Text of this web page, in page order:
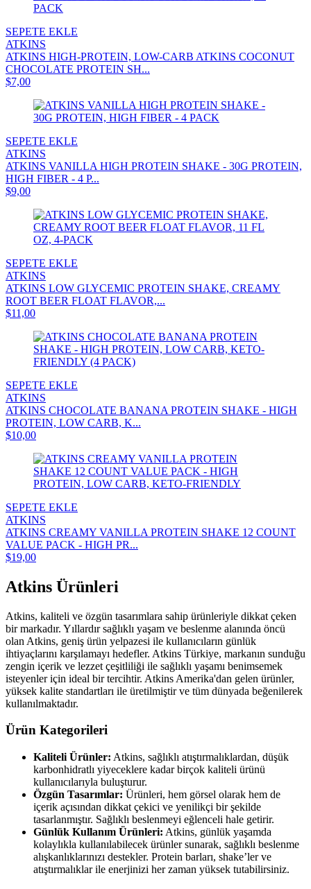
SEPETE EKLE
ATKINS
ATKINS HIGH-PROTEIN, LOW-CARB ATKINS COCONUT
CHOCOLATE PROTEIN SH...
$7,00
SEPETE EKLE
ATKINS
ATKINS VANILLA HIGH PROTEIN SHAKE - 30G PROTEIN,
HIGH FIBER - 4 P...
$9,00
SEPETE EKLE
ATKINS
ATKINS LOW GLYCEMIC PROTEIN SHAKE, CREAMY
ROOT BEER FLOAT FLAVOR,...
$11,00
SEPETE EKLE
ATKINS
ATKINS CHOCOLATE BANANA PROTEIN SHAKE - HIGH
PROTEIN, LOW CARB, K...
$10,00
SEPETE EKLE
ATKINS
ATKINS CREAMY VANILLA PROTEIN SHAKE 12 COUNT
VALUE PACK - HIGH PR...
$19,00
Atkins Ürünleri
Atkins, kaliteli ve özgün tasarımlara sahip ürünleriyle dikkat çeken
bir markadır. Yıllardır sağlıklı yaşam ve beslenme alanında öncü
olan Atkins, geniş ürün yelpazesi ile kullanıcıların günlük
ihtiyaçlarını karşılamayı hedefler. Atkins Türkiye, markanın sunduğu
zengin içerik ve lezzet çeşitliliği ile sağlıklı yaşamı benimsemek
isteyenler için ideal bir tercihtir. Atkins Amerika'dan gelen ürünler,
yüksek kalite standartları ile üretilmiştir ve tüm dünyada beğenilerek
kullanılmaktadır.
Ürün Kategorileri
Kaliteli Ürünler: Atkins, sağlıklı atıştırmalıklardan, düşük
karbonhidratlı yiyeceklere kadar birçok kaliteli ürünü
kullanıcılarıyla buluşturur.
Özgün Tasarımlar: Ürünleri, hem görsel olarak hem de
içerik açısından dikkat çekici ve yenilikçi bir şekilde
tasarlanmıştır. Sağlıklı beslenmeyi eğlenceli hale getirir.
Günlük Kullanım Ürünleri: Atkins, günlük yaşamda
kolaylıkla kullanılabilecek ürünler sunarak, sağlıklı beslenme
alışkanlıklarınızı destekler. Protein barları, shake’ler ve
atıştırmalıklar ile enerjinizi her zaman yüksek tutabilirsiniz.